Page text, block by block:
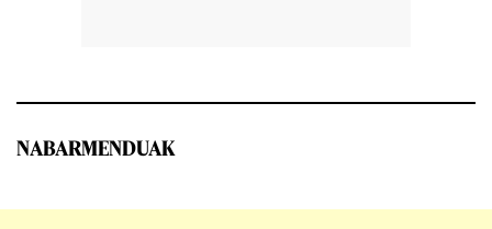
NABARMENDUAK